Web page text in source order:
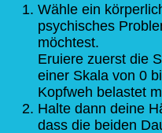
Wähle ein
psychisches
möchtest.
Eruiere zuerst die
einer Skala von 0
Kopfweh belastet
Halte dann deine
dass die beiden